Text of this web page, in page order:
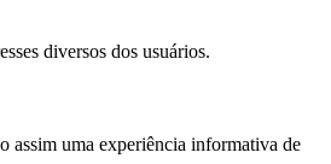
diversos dos usuários.
assim uma experiência informativa de